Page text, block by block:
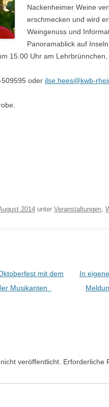
Nackenheimer Weine
erschmecken und wird
Weingenuss und
Panoramablick auf
15.00 Uhr am
oder ilse.hees@kwb-
2014 unter Veranstaltungen,
mit dem
Musikanten
In
veröffentlicht. Erforderliche